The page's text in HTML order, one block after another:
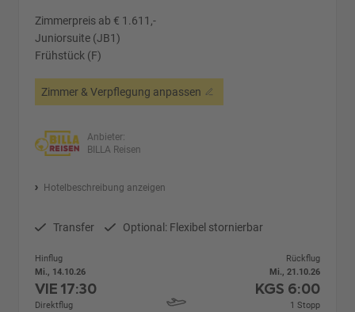
Zimmerpreis ab € 1.611,-
Juniorsuite (JB1)
Frühstück (F)
Zimmer & Verpflegung anpassen
Anbieter:
BILLA Reisen
Hotelbeschreibung anzeigen
Transfer Optional: Flexibel stornierbar
Hinflug
Mi., 14.10.26
VIE17:30
Direktflug
Rückflug
Mi., 21.10.26
KGS 6:00
1 Stopp